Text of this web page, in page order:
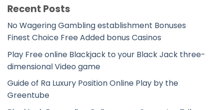
Recent Posts
No Wagering Gambling establishment Bonuses
Finest Choice Free Added bonus Casinos
Play Free online Blackjack to your Black Jack three-
dimensional Video game
Guide of Ra Luxury Position Online Play by the
Greentube